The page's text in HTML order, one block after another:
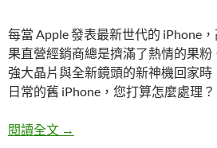
每當 Apple 發表最新世代的 iPhone
果直營經銷商總是擠滿了熱情的果
強大晶片與全新鏡頭的新神機回家
日常的舊 iPhone，您打算怎麼處理？
閱讀全文 2026 高雄蘋果迷換機必看
→